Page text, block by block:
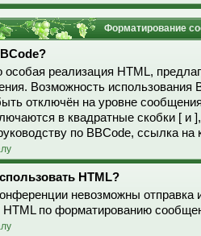
Форматирование
особая реализация HTML,
Возможность использования
отключён на уровне
в квадратные скобки [
по BBCode, ссылка
HTML?
невозможны
HTML по форматированию